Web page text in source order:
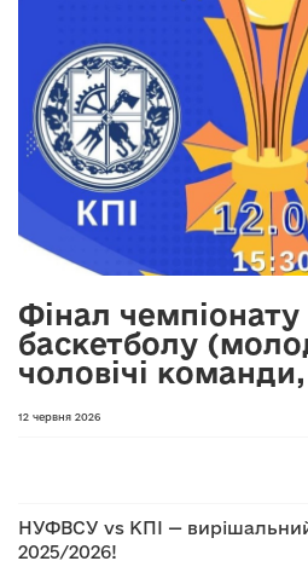
Фінал
баскетболу
чоловічі
12 червня 2026
НУФВСУ vs КПІ —
2025/2026!